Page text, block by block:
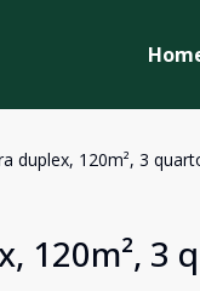
duplex, 120m², 3
120m², 3